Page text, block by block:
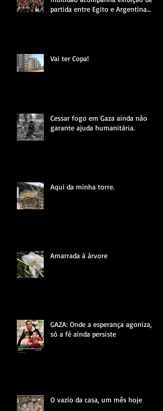
partida entre Egito e Argentina
Vai ter Copa!
Cessar fogo em Gaza ainda não
garante ajuda humanitária.
Aqui da minha torre.
Amarrada à árvore
GAZA: Onde a esperança agoniza,
só a fé ainda persiste
O vazio da casa, um mês hoje